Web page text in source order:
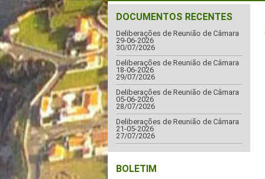
DOCUMENTOS RECENTES
Deliberações de Reunião de Câmara
29-06-2026
30/07/2026
Deliberações de Reunião de Câmara
18-06-2026
29/07/2026
Deliberações de Reunião de Câmara
05-06-2026
28/07/2026
Deliberações de Reunião de Câmara
21-05-2026
27/07/2026
BOLETIM